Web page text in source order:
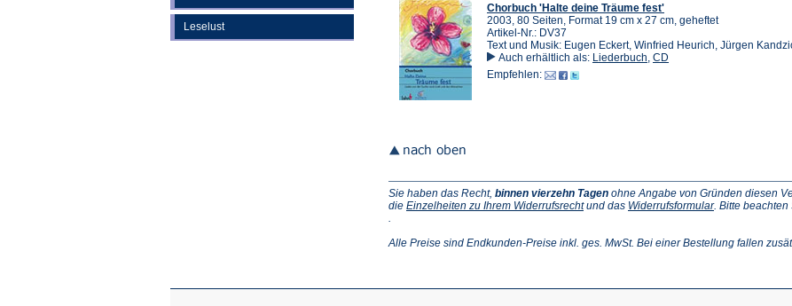
Leselust
Chorbuch 'Halte deine Träume fest'
2003, 80 Seiten, Format 19 cm x 27 cm, geheftet
Artikel-Nr.: DV37
Text und Musik: Eugen Eckert, Winfried Heurich, Jürgen
Auch erhältlich als: Liederbuch, CD
Empfehlen:
Sie haben das Recht, binnen vierzehn Tagen ohne Angabe von Gründen diesen
die Einzelheiten zu Ihrem Widerrufsrecht(Öffnet
neuen
und das Widerrufsformular(Öffnet
neuen
. Bitte beachten
einem
.
Alle Preise sind Endkunden-Preise inkl. ges. MwSt. Bei einer Bestellung fallen